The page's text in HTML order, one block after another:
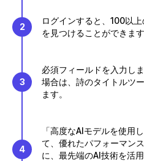
2
ログインすると、100以
を見つけることができます
3
必須フィールドを入力し
場合は、詩のタイトルツ
ます。
4
「高度なAIモデルを使用
て、優れたパフォーマン
に、最先端のAI技術を活